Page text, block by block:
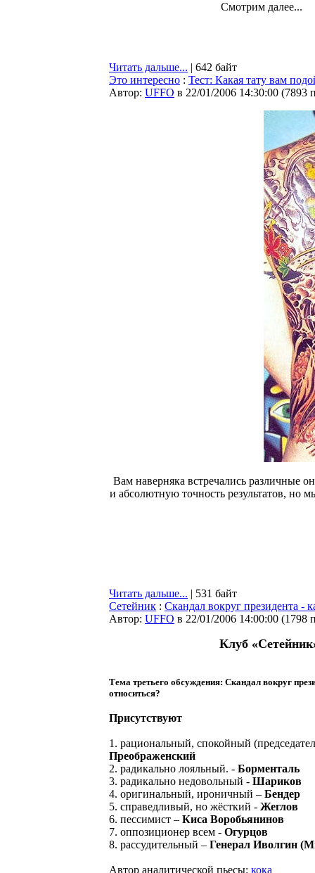
Смотрим далее...
Читать дальше... | 642 байт
Это интересно : Тест: Какая тату вам
Автор: UFFO в 22/01/2006 14:30:00 (7893
Вам наверняка встречались различные
и абсолютную точность результатов, но
Читать дальше... | 531 байт
Сетейник : Cкандал вокруг президента -
Автор: UFFO в 22/01/2006 14:00:00 (1798
Клуб
Тема третьего обсуждения: Cкандал вокруг
относиться?
Присутствуют
1. рациональный, спокойный
Преображенский
2. радикально лояльный. - Борменталь
3. радикально недовольный - Шариков
4. оригинальный, ироничный – Бендер
5. справедливый, но жёсткий - Жеглов
6. пессимист – Киса Воробьянинов
7. оппозиционер всем - Огурцов
8. рассудительный – Генерал Иволгин
Автор аналитической пьесы: кока